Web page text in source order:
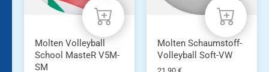
Molten Volleyball
School MasteR V5M-
SM
Molten Schaumstoff-
Volleyball Soft-VW